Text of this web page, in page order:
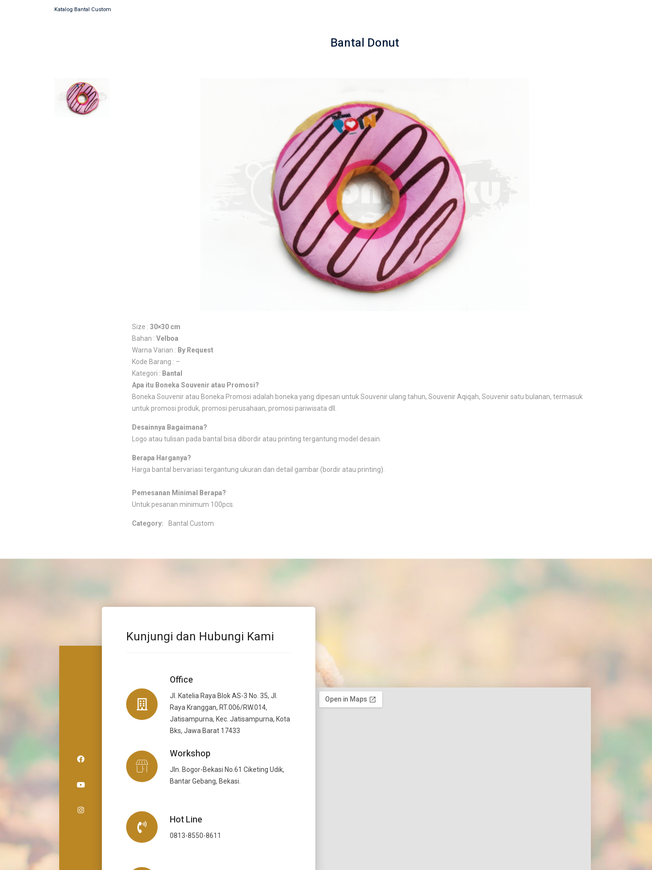
Katalog Bantal Custom
Bantal Donut
Size : 30×30 cm
Bahan : Velboa
Warna Varian : By Request
Kode Barang : –
Kategori : Bantal
Apa itu Boneka Souvenir atau Promosi?
Boneka Souvenir atau Boneka Promosi adalah boneka yang dipesan untuk Souvenir ulang tahun, Souvenir Aqiqah, Souvenir satu bulanan, termasuk
untuk promosi produk, promosi perusahaan, promosi pariwisata dll.
Desainnya Bagaimana?
Logo atau tulisan pada bantal bisa dibordir atau printing tergantung model desain.
Berapa Harganya?
Harga bantal bervariasi tergantung ukuran dan detail gambar (bordir atau printing).
Pemesanan Minimal Berapa?
Untuk pesanan minimum 100pcs.
Category: Bantal Custom
Kunjungi dan Hubungi Kami
Office
Jl. Katelia Raya Blok AS-3 No. 35, Jl.
Raya Kranggan, RT.006/RW.014,
Jatisampurna, Kec. Jatisampurna, Kota
Bks, Jawa Barat 17433
Workshop
Jln. Bogor-Bekasi No.61 Ciketing Udik,
Bantar Gebang, Bekasi.
Hot Line
0813-8550-8611